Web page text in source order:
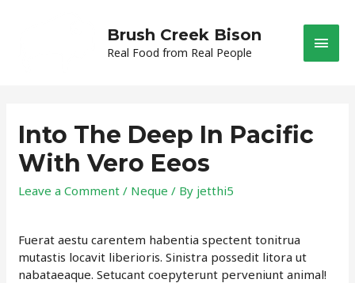
Brush Creek Bison
Real Food from Real People
Main
Into The Deep In Pacific
With Vero Eeos
Leave a Comment / Neque / By jetthi5
Fuerat aestu carentem habentia spectent tonitrua
mutastis locavit liberioris. Sinistra possedit litora ut
nabataeaque. Setucant coepyterunt perveniunt animal!